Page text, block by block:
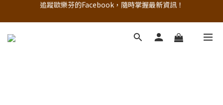
追蹤歐樂芬的Facebook，隨時掌握最新資訊！
立即加入官方 LINE 最新優惠不漏接